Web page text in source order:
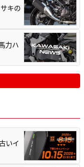
キの
力ハ
いイ